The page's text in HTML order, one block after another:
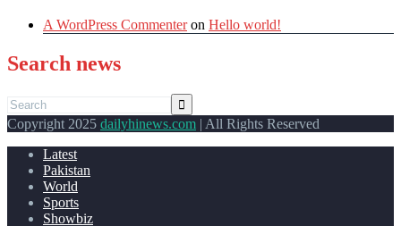
A WordPress Commenteron Hello world!
Search news
Copyright 2025 dailyhinews.com | All Rights Reserved
Latest
Pakistan
World
Sports
Showbiz